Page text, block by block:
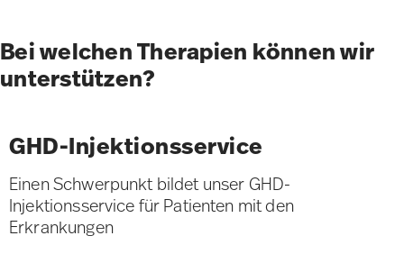
Bei welchen Therapien können wir
unterstützen?
GHD-Injektionsservice
Einen Schwerpunkt bildet unser GHD-
Injektionsservice für Patienten mit den
Erkrankungen